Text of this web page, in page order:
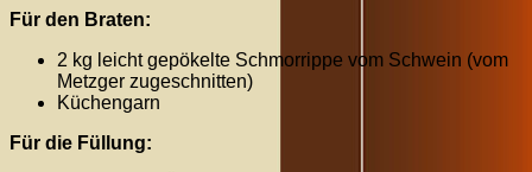
Für den Braten:
2 kg leicht gepökelte Schmorrippe vom Schwein (vom
Metzger zugeschnitten)
Küchengarn
Für die Füllung: